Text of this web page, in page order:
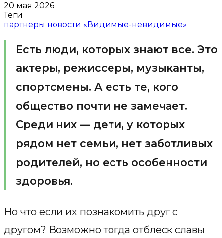
20 мая 2026
Теги
партнеры новости «Видимые-невидимые»
Есть люди, которых знают все. Это
актеры, режиссеры, музыканты,
спортсмены. А есть те, кого
общество почти не замечает.
Среди них — дети, у которых
рядом нет семьи, нет заботливых
родителей, но есть особенности
здоровья.
Но что если их познакомить друг с
другом? Возможно тогда отблеск славы